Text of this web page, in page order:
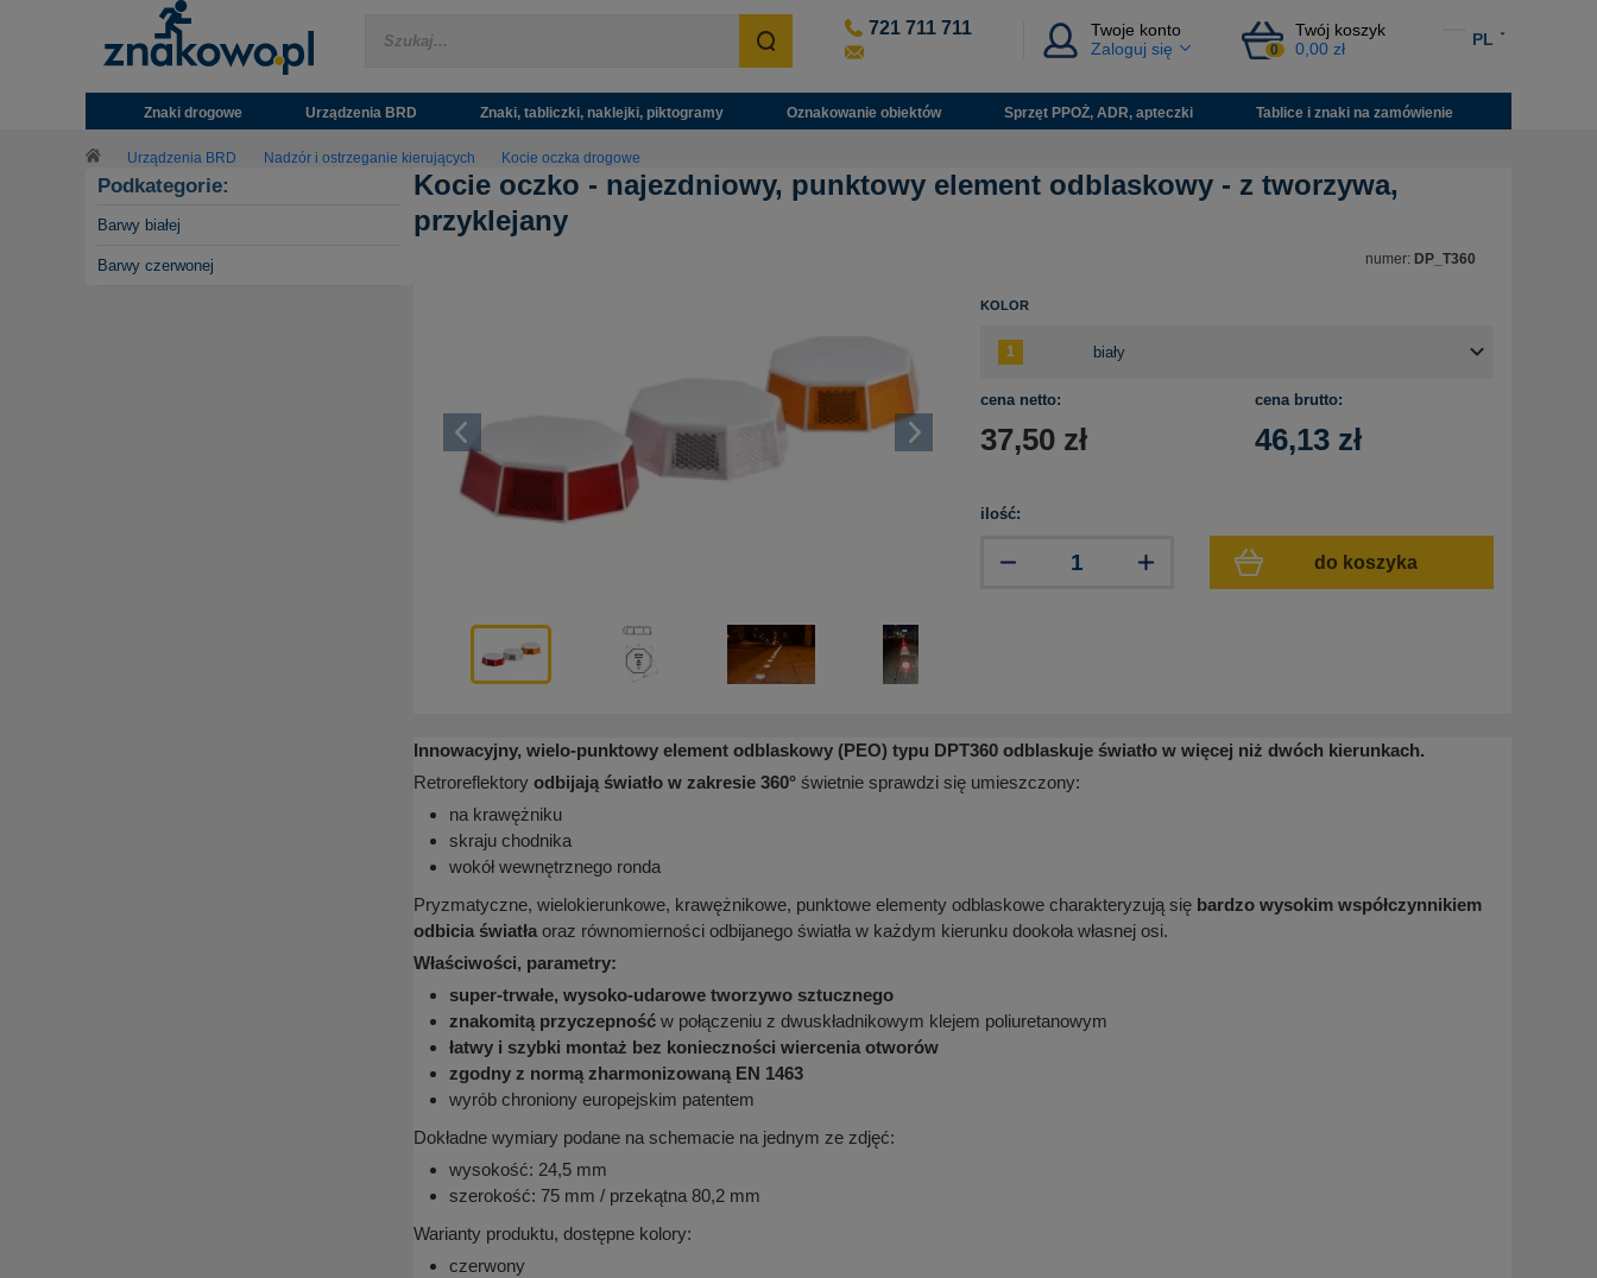
721 711 711
Twoje konto
Zaloguj się
Twój koszyk
0 0,00 zł
PL
Znaki drogowe Urządzenia BRD Znaki, tabliczki, naklejki, piktogramy Oznakowanie obiektów Sprzęt PPOŻ, ADR, apteczki Tablice i znaki na zamówienie
Urządzenia BRD Nadzór i ostrzeganie kierujących Kocie oczka drogowe
Podkategorie:
Barwy białej
Barwy czerwonej
Kocie oczko - najezdniowy, punktowy element odblaskowy - z tworzywa,
przyklejany
numer: DP_T360
KOLOR
cena netto:
37,50 zł
cena brutto:
46,13 zł
ilość:
do koszyka
Innowacyjny, wielo-punktowy element odblaskowy (PEO) typu DPT360 odblaskuje światło w więcej niż dwóch kierunkach.
Retroreflektory odbijają światło w zakresie 360° świetnie sprawdzi się umieszczony:
na krawężniku
skraju chodnika
wokół wewnętrznego ronda
Pryzmatyczne, wielokierunkowe, krawężnikowe, punktowe elementy odblaskowe charakteryzują się bardzo wysokim współczynnikiem
odbicia światłaoraz równomierności odbijanego światła w każdym kierunku dookoła własnej osi.
Właściwości, parametry:
super-trwałe, wysoko-udarowe tworzywo sztucznego
znakomitą przyczepność w połączeniu z dwuskładnikowym klejem poliuretanowym
łatwy i szybki montaż bez konieczności wiercenia otworów
zgodny z normą zharmonizowaną EN 1463
wyrób chroniony europejskim patentem
Dokładne wymiary podane na schemacie na jednym ze zdjęć:
wysokość: 24,5 mm
szerokość: 75 mm / przekątna 80,2 mm
Warianty produktu, dostępne kolory:
czerwony